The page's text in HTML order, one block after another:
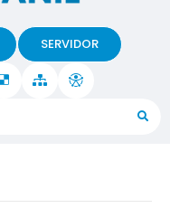
SERVIDOR